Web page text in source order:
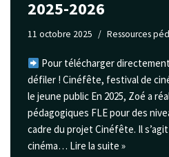
2025-2026
11 octobre 2025 Ressources
Pour télécharger
défiler ! Cinéfête, festival de
le jeune public En 2025, Zoé a
pédagogiques FLE pour des
cadre du projet Cinéfête. Il
cinéma… Lire la suite »